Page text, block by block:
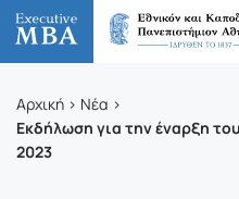
Αρχική Νέα
Εκδήλωση για την έναρξη
2023